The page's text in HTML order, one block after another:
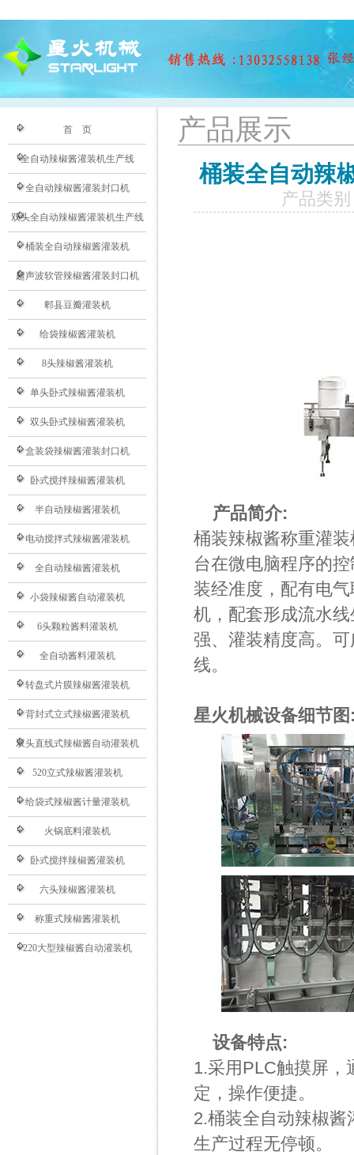
首 页
全自动辣椒酱灌装机生产线
全自动辣椒酱灌装封口机
双头全自动辣椒酱灌装机生产线
桶装全自动辣椒酱灌装机
超声波软管辣椒酱灌装封口机
郫县豆瓣灌装机
给袋辣椒酱灌装机
8头辣椒酱灌装机
单头卧式辣椒酱灌装机
双头卧式辣椒酱灌装机
盒装袋辣椒酱灌装封口机
卧式搅拌辣椒酱灌装机
半自动辣椒酱灌装机
电动搅拌式辣椒酱灌装机
全自动辣椒酱灌装机
小袋辣椒酱自动灌装机
6头颗粒酱料灌装机
全自动酱料灌装机
转盘式片膜辣椒酱灌装机
背封式立式辣椒酱灌装机
双头直线式辣椒酱自动灌装机
520立式辣椒酱灌装机
给袋式辣椒酱计量灌装机
火锅底料灌装机
卧式搅拌辣椒酱灌装机
六头辣椒酱灌装机
称重式辣椒酱灌装机
220大型辣椒酱自动灌装机
产品展示
桶装全自动辣
产品类
产品简介:
桶装辣椒酱称重灌
台在微电脑程序的
装经准度，配有电
机，配套形成流水
强、灌装精度高。
线。
星火机械设备细节
设备特点:
1.采用PLC触摸屏，
定，操作便捷。
2.桶装全自动辣椒
生产过程无停顿。